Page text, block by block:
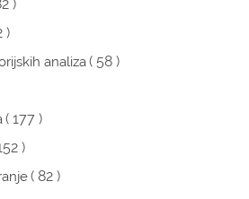
)
)
analiza( 58 )
( 177 )
)
( 82 )